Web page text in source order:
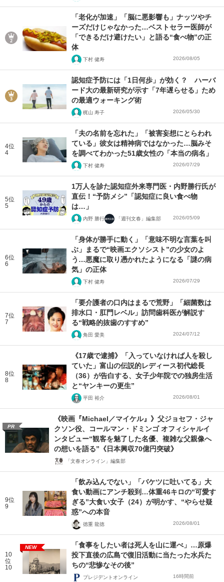
「老化が加速」「脳に悪影響も」ナッツやチ
ーズだけじゃなかった…ベストセラー医師が
「できるだけ避けたい」と語る“食べ物”の正
体
下村 健寿 2026/08/05
認知症予防には「1日何歩」が効く？ ハーバ
ード大の最新研究が示す「7年遅らせる」ため
の最適ウォーキング術
梶山 寿子 2026/05/30
4位
4
「夫の名前を忘れた」「被害妄想にとらわれ
ている」彼女は精神病ではなかった…脳みそ
を調べてわかった51歳女性の「本当の病名」
下村 健寿 2026/07/29
5位
5
1万人を診た認知症外来専門医・内野勝行氏が
直伝！“予防メシ”「認知症に良い食べ物
は…」
内野 勝行 「週刊文春」編集部 2026/05/09
6位
6
「身体が勝手に動く」「意味不明な言葉を叫
ぶ」まるで“映画エクソシスト”の少女のよ
う…悪魔に取り憑かれたようになる「謎の病
気」の正体
下村 健寿 2026/07/29
7位
7
「要介護者の口内はまるで荒野」「細菌数は
排水口・肛門レベル」訪問歯科医が解説す
る“戦略的抜歯のすすめ”
角田 愛美 2024/07/12
8位
8
《17歳で逮捕》「入っていなければ人を殺し
ていた」富山の伝説的レディース初代総長
（36）が告白する、女子少年院での独房生活
と“ヤンキーの更生”
平田 裕介 2026/08/01
PR
《映画『Michael／マイケル』》父ジョセフ・ジャ
クソン役、コールマン・ドミンゴ オフィシャルイ
ンタビュー“観客を魅了した名優、複雑な父親像へ
の想いを語る”《日本興収70億円突破》
「文春オンライン」編集部
9位
9
「飲み込んでない」「バケツに吐いてる」大
食い動画にアンチ殺到…体重46キロの“可愛す
ぎる”大食い女子（24）が明かす、“やらせ疑
惑”への本音
徳重 龍徳 2026/08/01
10
位
10
NEW
「食事をしたい者は死人を山に運べ」…原爆
投下直後の広島で復旧活動に当たった水兵た
ちの“悲惨なその後”
プレジデントオンライン 16時間前